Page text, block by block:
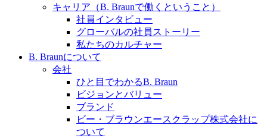
お問合せフォームより、ご質問をお送りください。
キャリア（B. Braunで働くということ）
社員インタビュー
グローバルの社員ストーリー
私たちのカルチャー
B. Braunについて
会社
ひと目でわかるB. Braun
ビジョンとバリュー
ブランド
ビー・ブラウンエースクラップ株式会社に
ついて